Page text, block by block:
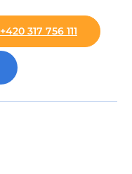
+420 317 756 111